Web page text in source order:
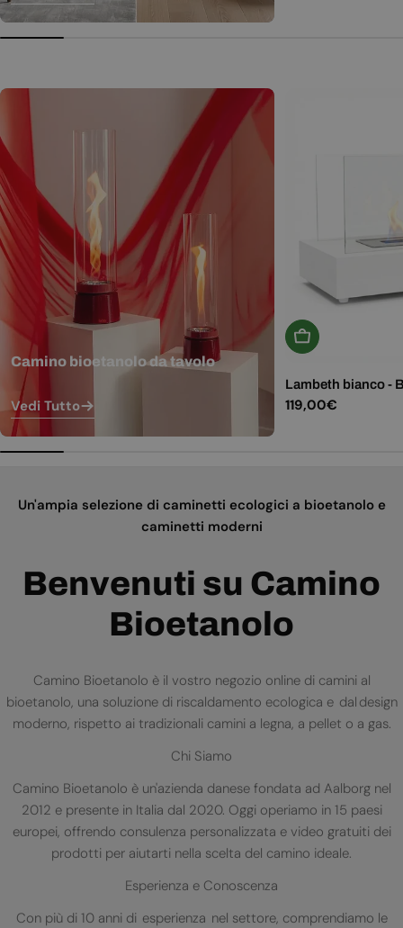
Camino bioetanolo da tavolo
Vedi Tutto
Aggiungi Al
Lambeth bianco -
Prezzo
119,00€
Un'ampia selezione di caminetti ecologici a bioetanolo e
caminetti moderni
Benvenuti su Camino
Bioetanolo
Camino Bioetanolo è il vostro negozio online di camini al
bioetanolo, una soluzione di riscaldamento ecologica e dal design
moderno, rispetto ai tradizionali camini a legna, a pellet o a gas.
Chi Siamo
Camino Bioetanolo è un'azienda danese fondata ad Aalborg nel
2012 e presente in Italia dal 2020. Oggi operiamo in 15 paesi
europei, offrendo consulenza personalizzata e video gratuiti dei
prodotti per aiutarti nella scelta del camino ideale.
Esperienza e Conoscenza
Con più di 10 anni di esperienza nel settore, comprendiamo le